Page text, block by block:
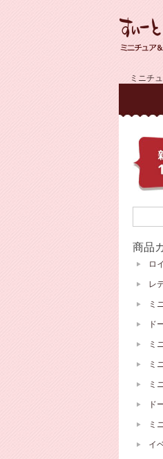
ミニチ
商品
ロ
レ
ミ
ド
ミ
ミ
ミ
ド
ミ
イ